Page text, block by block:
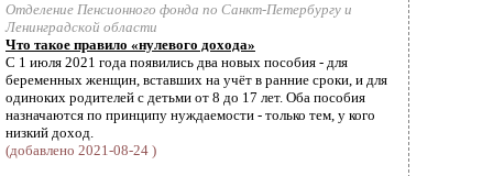
Отделение Пенсионного фонда по Санкт-Петербургу и
Ленинградской области
Что такое правило «нулевого дохода»
С 1 июля 2021 года появились два новых пособия - для
беременных женщин, вставших на учёт в ранние сроки, и для
одиноких родителей с детьми от 8 до 17 лет. Оба пособия
назначаются по принципу нуждаемости - только тем, у кого
низкий доход.
(добавлено 2021-08-24 )